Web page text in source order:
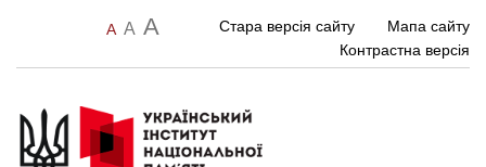
A A A Стара версія сайту
Мапа сайту
Контрастна версія